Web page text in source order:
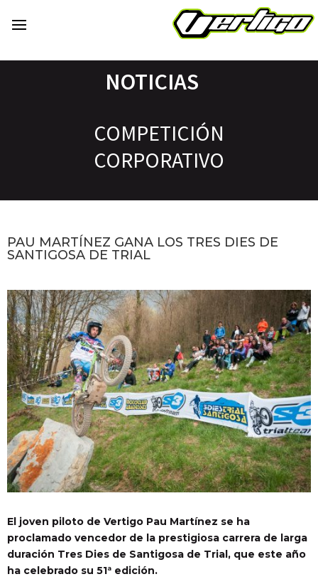
NOTICIAS
COMPETICIÓN
CORPORATIVO
PAU MARTÍNEZ GANA LOS TRES DIES DE
SANTIGOSA DE TRIAL
El joven piloto de Vertigo Pau Martínez se ha
proclamado vencedor de la prestigiosa carrera de larga
duración Tres Dies de Santigosa de Trial, que este año
ha celebrado su 51ª edición.